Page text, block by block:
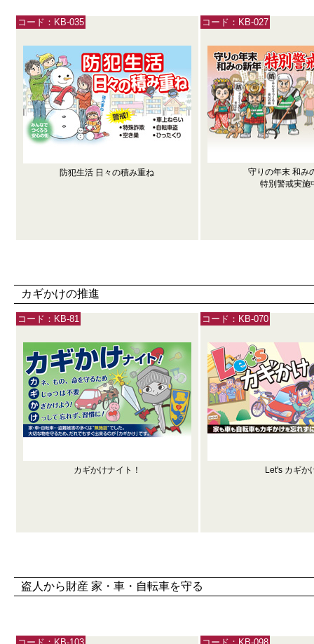
コード：KB-035
防犯生活 日々の積み重ね
コード：KB-027
守りの年末 和み
特別警戒実施
カギかけの推進
コード：KB-81
カギかけナイト！
コード：KB-070
Let's カギか
盗人から財産 家・車・自転車を守る